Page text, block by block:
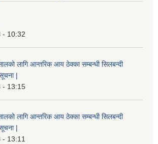
- 10:32
लागि आन्तरिक आय ठेक्का सम्बन्धी सिलबन्दी
|
- 13:15
लागि आन्तरिक आय ठेक्का सम्बन्धी सिलबन्दी
|
- 13:11